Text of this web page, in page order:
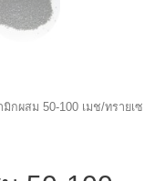
มิกผสม 50-100 เมช/ทรายเซ